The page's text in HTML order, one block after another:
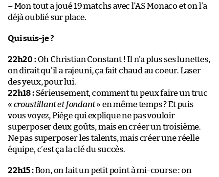
– Mon tout a joué 19 matchs avec l’AS Monaco et on l’a
déjà oublié sur place.
Qui suis-je ?
22h20 :Oh Christian Constant ! Il n’a plus ses lunettes,
on dirait qu’il a rajeuni, ça fait chaud au coeur. Laser
des yeux, pour lui.
22h18 :Sérieusement, comment tu peux faire un truc
« croustillant et fondant» en même temps ? Et puis
vous voyez, Piège qui explique ne pas vouloir
superposer deux goûts, mais en créer un troisième.
Ne pas superposer les talents, mais créer une réelle
équipe, c’est ça la clé du succès.
22h15 :Bon, on fait un petit point à mi-course : on